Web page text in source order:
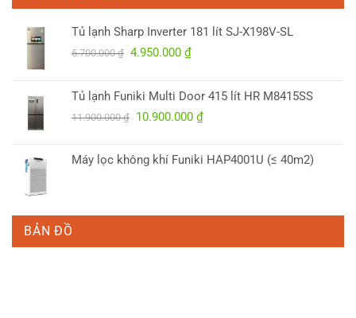
Tủ lạnh Sharp Inverter 181 lít SJ-X198V-SL
5.700.000₫ Giá
5.700.000 ₫.
4.950.000 ₫Giá
là:
4.950.000 ₫.
Tủ lạnh Funiki Multi Door 415 lít HR M8415SS
11.900.000₫ Giá
11.900.000 ₫.
10.900.000 ₫Giá
là:
Máy lọc không khí Funiki HAP4001U (≤ 40m2)
BẢN ĐỒ